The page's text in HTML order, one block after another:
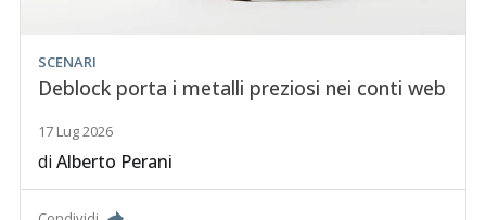
SCENARI
Deblock porta i metalli preziosi nei conti web
17 Lug 2026
diAlberto Perani